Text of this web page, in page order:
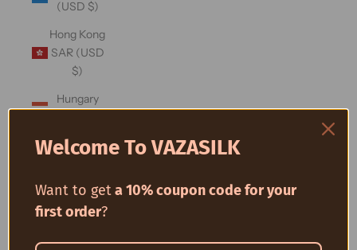
(USD $)
Hong Kong
SAR (USD
$)
Hungary
Iceland
India (USD
$)
Welcome To VAZASILK
Want to geta 10% coupon code for your
first order?